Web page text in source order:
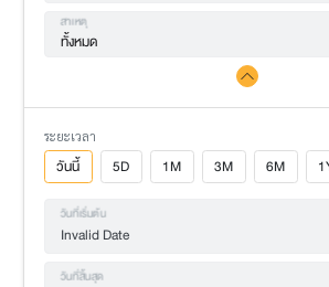
สาเหตุ
ทั้งหมด
ระยะเวลา
วันนี้ 5D 1M 3M 6M
วันที่เริ่มต้น
วันที่สิ้นสุด